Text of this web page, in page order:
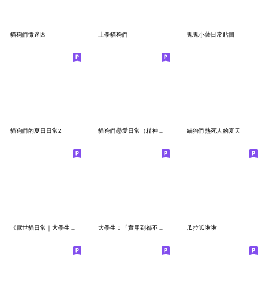
貓狗們微迷因 上學貓狗們 鬼鬼小薩日常貼圖
貓狗們的夏日日常2 貓狗們戀愛日常（精神小狗） 貓狗們熱死人的夏天
瓜拉呱啦啦